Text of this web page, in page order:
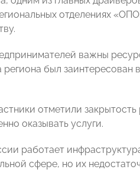
отделениях
важны
был заинтересован
отметили
оказывать услуги.
работает
сфере, но их